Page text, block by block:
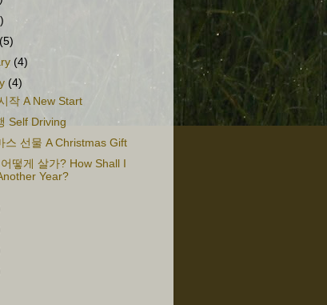
(5)
(4)
(4)
작 A New Start
Self Driving
스 선물 A Christmas Gift
떻게 살가? How Shall I
Year?